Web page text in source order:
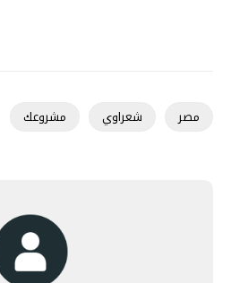
مصر شعراوي مشروعك